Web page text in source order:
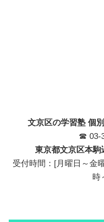
文京区の学習塾 個
☎ 03-
東京都文京区本駒
受付時間：[月曜日～金
時